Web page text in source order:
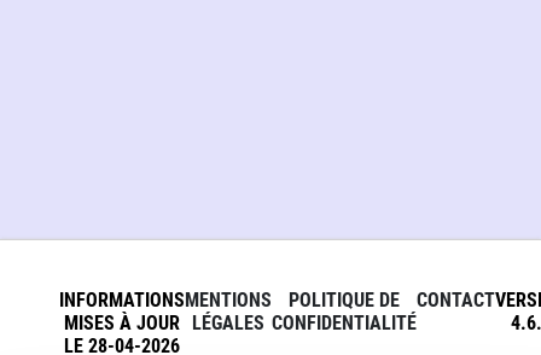
INFORMATIONS
MISES À JOUR
LE 28-04-2026
MENTIONS
LÉGALES
POLITIQUE DE
CONFIDENTIALITÉ
CONTACT